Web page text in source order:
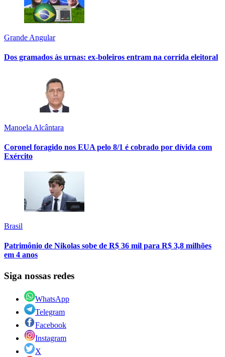
Grande Angular
Dos gramados às urnas: ex-boleiros entram na corrida eleitoral
Manoela Alcântara
Coronel foragido nos EUA pelo 8/1 é cobrado por dívida com
Exército
Brasil
Patrimônio de Nikolas sobe de R$ 36 mil para R$ 3,8 milhões
em 4 anos
Siga nossas redes
WhatsApp
Telegram
Facebook
Instagram
X